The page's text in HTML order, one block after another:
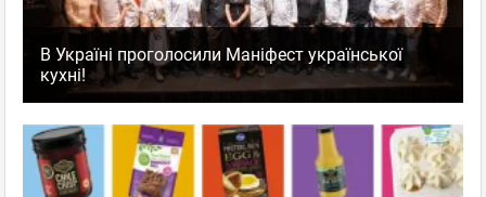
В Україні проголосили Маніфест української
кухні!